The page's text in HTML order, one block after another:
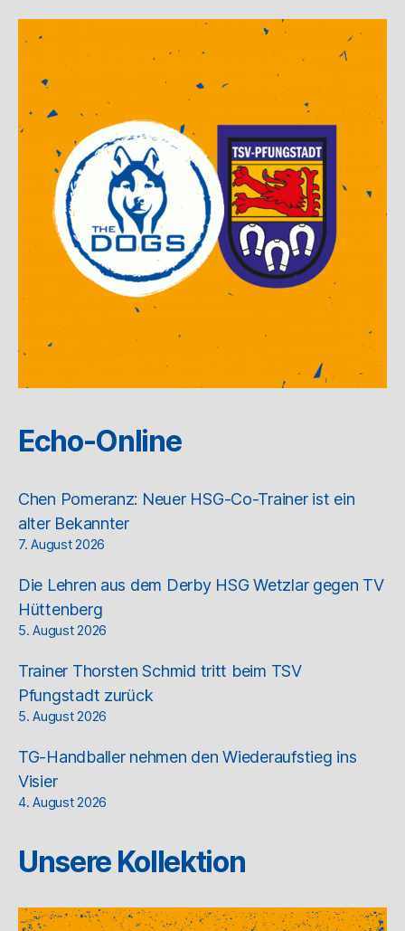
Echo-Online
Chen Pomeranz: Neuer HSG-Co-Trainer ist ein
alter Bekannter
7. August 2026
Die Lehren aus dem Derby HSG Wetzlar gegen TV
Hüttenberg
5. August 2026
Trainer Thorsten Schmid tritt beim TSV
Pfungstadt zurück
5. August 2026
TG-Handballer nehmen den Wiederaufstieg ins
Visier
4. August 2026
Unsere Kollektion